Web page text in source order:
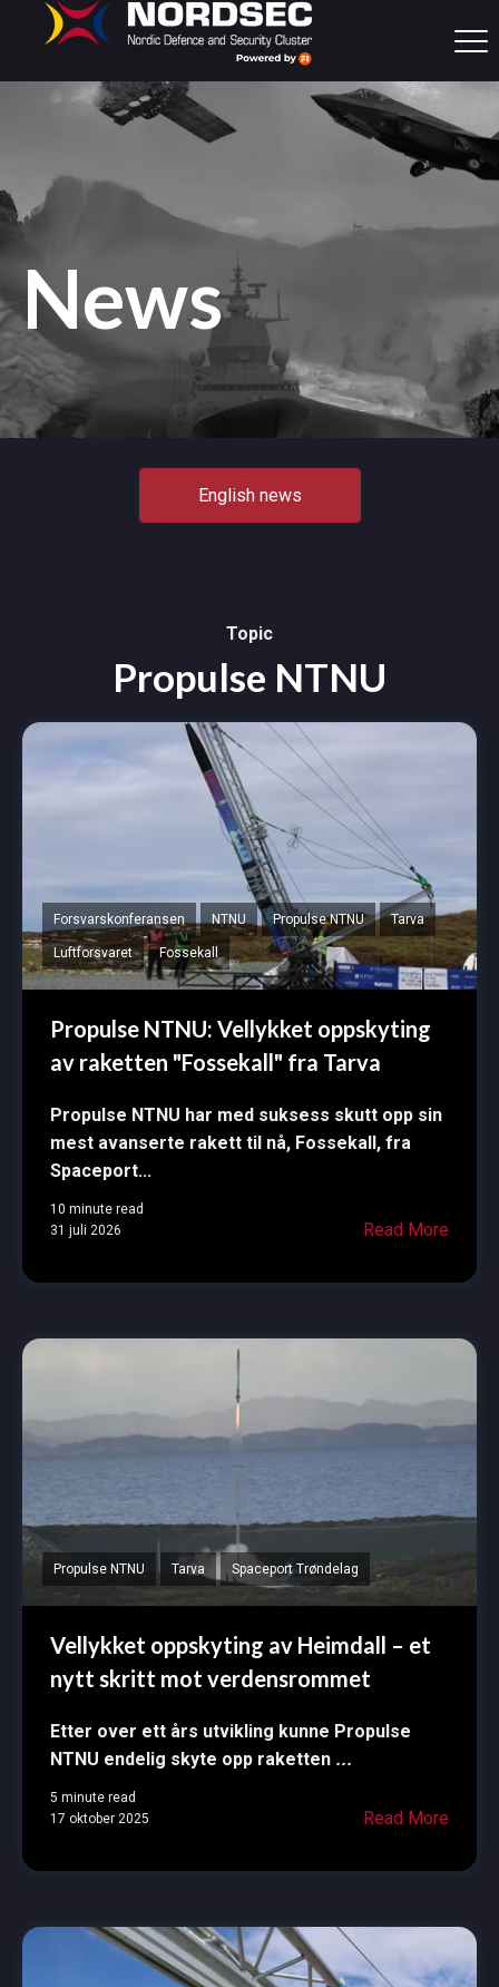
News
English news
Topic
Propulse NTNU
Forsvarskonferansen NTNU Propulse NTNU Tarva
Luftforsvaret Fossekall
Propulse NTNU: Vellykket oppskyting
av raketten "Fossekall" fra Tarva
Propulse NTNU har med suksess skutt opp sin
mest avanserte rakett til nå, Fossekall, fra
Spaceport...
10 minute read
31 juli 2026
Read More
Propulse NTNU Tarva Spaceport Trøndelag
Vellykket oppskyting av Heimdall – et
nytt skritt mot verdensrommet
Etter over ett års utvikling kunne Propulse
NTNU endelig skyte opp raketten ...
5 minute read
17 oktober 2025
Read More